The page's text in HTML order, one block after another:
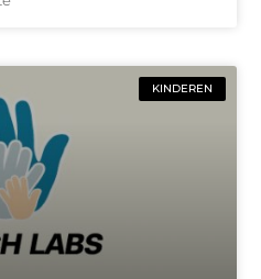
KINDEREN